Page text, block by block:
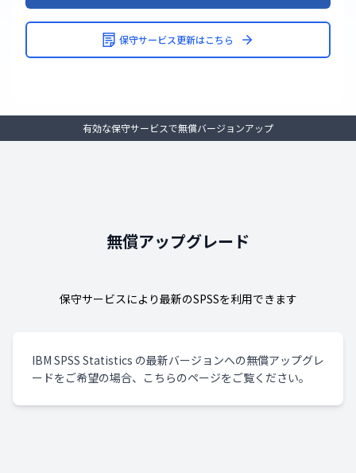
保守サービス更新はこちら
有効な保守サービスで無償バージョンアップ
無償アップグレード
保守サービスにより最新のSPSSを利用できます
IBM SPSS Statistics の最新バージョンへの無償アップグレ
ードをご希望の場合、こちらのページをご覧ください。